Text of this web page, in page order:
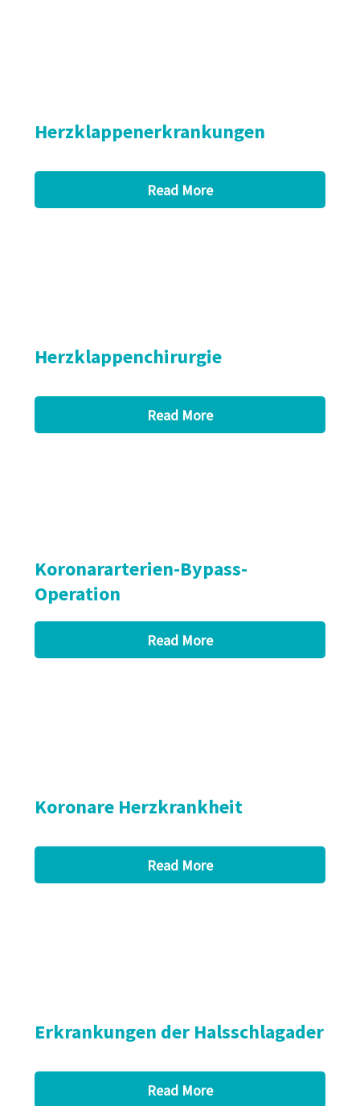
Herzklappenerkrankungen
Read More
Herzklappenchirurgie
Read More
Koronararterien-Bypass-
Operation
Read More
Koronare Herzkrankheit
Read More
Erkrankungen der Halsschlagader
Read More